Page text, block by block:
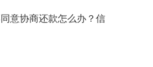
意协商还款怎么办？信